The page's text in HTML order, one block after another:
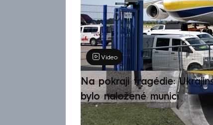
Video
Na pokraji tragédie:
bylo naložené municí